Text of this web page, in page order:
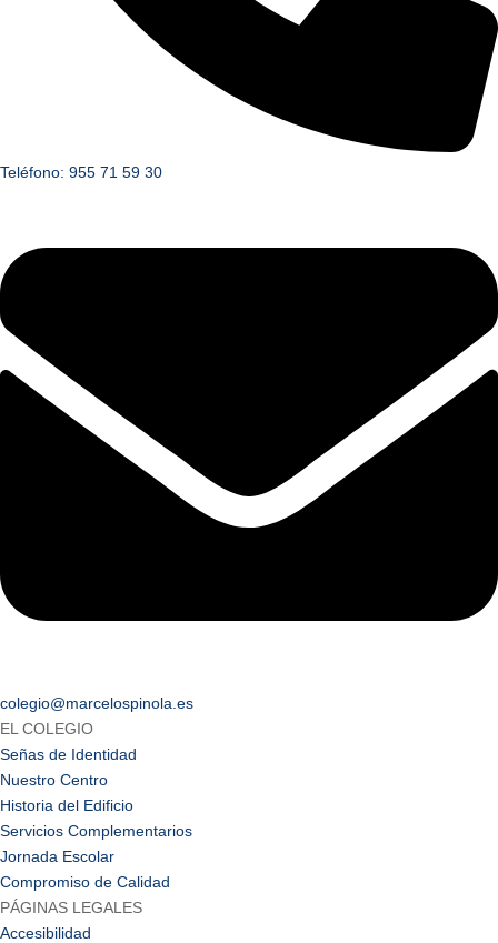
Teléfono: 955 71 59 30
colegio@marcelospinola.es
EL COLEGIO
Señas de Identidad
Nuestro Centro
Historia del Edificio
Servicios Complementarios
Jornada Escolar
Compromiso de Calidad
PÁGINAS LEGALES
Accesibilidad